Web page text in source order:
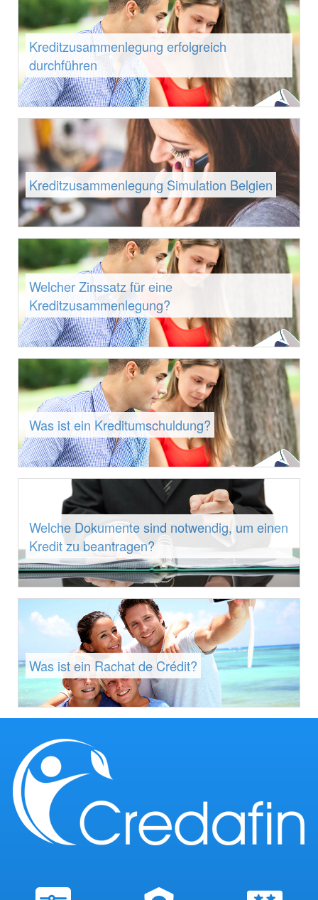
Kreditzusammenlegung erfolgreich
durchführen
Kreditzusammenlegung Simulation Belgien
Welcher Zinssatz für eine
Kreditzusammenlegung?
Was ist ein Kreditumschuldung?
Welche Dokumente sind notwendig, um einen
Kredit zu beantragen?
Was ist ein Rachat de Crédit?